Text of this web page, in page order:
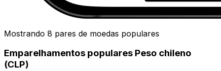
Mostrando 8 pares de moedas populares
Emparelhamentos populares Peso chileno
(CLP)